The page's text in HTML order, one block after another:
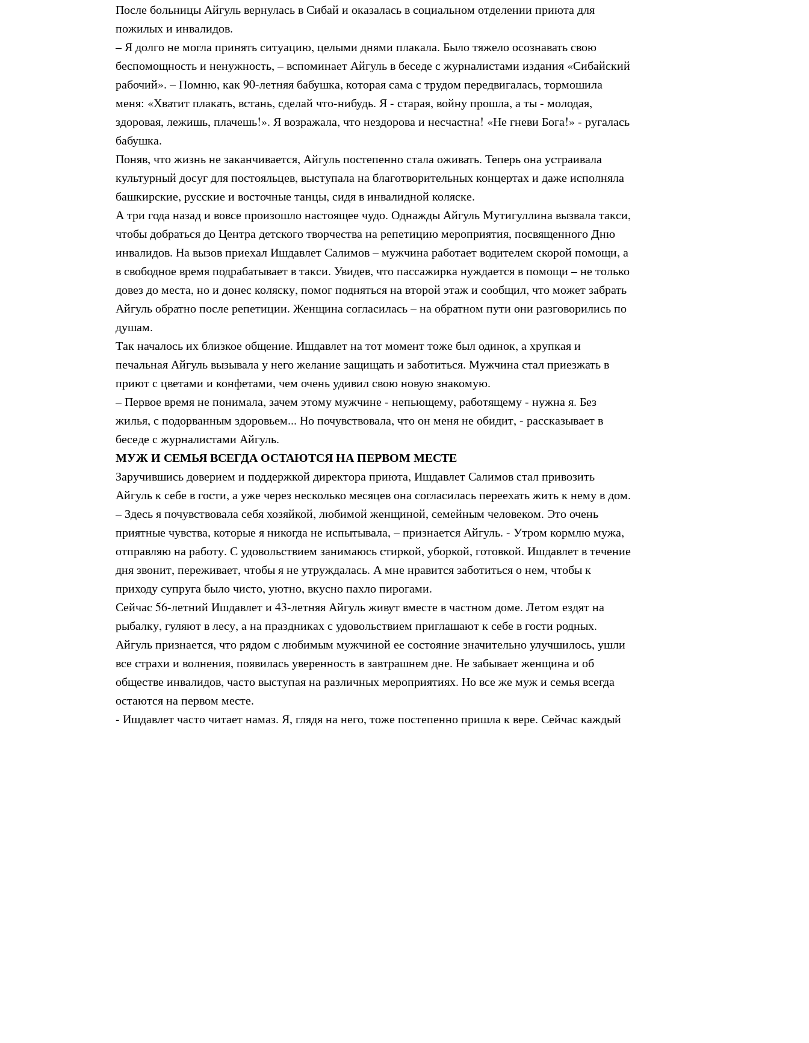
После больницы Айгуль вернулась в Сибай и оказалась в социальном отделении приюта для
пожилых и инвалидов.
– Я долго не могла принять ситуацию, целыми днями плакала. Было тяжело осознавать свою
беспомощность и ненужность, – вспоминает Айгуль в беседе с журналистами издания «Сибайский
рабочий». – Помню, как 90-летняя бабушка, которая сама с трудом передвигалась, тормошила
меня: «Хватит плакать, встань, сделай что-нибудь. Я - старая, войну прошла, а ты - молодая,
здоровая, лежишь, плачешь!». Я возражала, что нездорова и несчастна! «Не гневи Бога!» - ругалась
бабушка.
Поняв, что жизнь не заканчивается, Айгуль постепенно стала оживать. Теперь она устраивала
культурный досуг для постояльцев, выступала на благотворительных концертах и даже исполняла
башкирские, русские и восточные танцы, сидя в инвалидной коляске.
А три года назад и вовсе произошло настоящее чудо. Однажды Айгуль Мутигуллина вызвала такси,
чтобы добраться до Центра детского творчества на репетицию мероприятия, посвященного Дню
инвалидов. На вызов приехал Ишдавлет Салимов – мужчина работает водителем скорой помощи, а
в свободное время подрабатывает в такси. Увидев, что пассажирка нуждается в помощи – не только
довез до места, но и донес коляску, помог подняться на второй этаж и сообщил, что может забрать
Айгуль обратно после репетиции. Женщина согласилась – на обратном пути они разговорились по
душам.
Так началось их близкое общение. Ишдавлет на тот момент тоже был одинок, а хрупкая и
печальная Айгуль вызывала у него желание защищать и заботиться. Мужчина стал приезжать в
приют с цветами и конфетами, чем очень удивил свою новую знакомую.
– Первое время не понимала, зачем этому мужчине - непьющему, работящему - нужна я. Без
жилья, с подорванным здоровьем... Но почувствовала, что он меня не обидит, - рассказывает в
беседе с журналистами Айгуль.
МУЖ И СЕМЬЯ ВСЕГДА ОСТАЮТСЯ НА ПЕРВОМ МЕСТЕ
Заручившись доверием и поддержкой директора приюта, Ишдавлет Салимов стал привозить
Айгуль к себе в гости, а уже через несколько месяцев она согласилась переехать жить к нему в дом.
– Здесь я почувствовала себя хозяйкой, любимой женщиной, семейным человеком. Это очень
приятные чувства, которые я никогда не испытывала, – признается Айгуль. - Утром кормлю мужа,
отправляю на работу. С удовольствием занимаюсь стиркой, уборкой, готовкой. Ишдавлет в течение
дня звонит, переживает, чтобы я не утруждалась. А мне нравится заботиться о нем, чтобы к
приходу супруга было чисто, уютно, вкусно пахло пирогами.
Сейчас 56-летний Ишдавлет и 43-летняя Айгуль живут вместе в частном доме. Летом ездят на
рыбалку, гуляют в лесу, а на праздниках с удовольствием приглашают к себе в гости родных.
Айгуль признается, что рядом с любимым мужчиной ее состояние значительно улучшилось, ушли
все страхи и волнения, появилась уверенность в завтрашнем дне. Не забывает женщина и об
обществе инвалидов, часто выступая на различных мероприятиях. Но все же муж и семья всегда
остаются на первом месте.
- Ишдавлет часто читает намаз. Я, глядя на него, тоже постепенно пришла к вере. Сейчас каждый